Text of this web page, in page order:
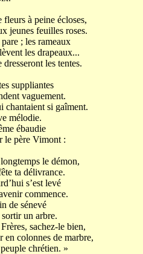
à peine écloses,
jeunes feuilles roses.
; les rameaux
les drapeaux...
les tentes.
suppliantes
vaguement.
chantaient si gaîment.
mélodie.
ébaudie
le père Vimont :
le démon,
ta délivrance.
s’est levé
commence.
de sénevé
un arbre.
sachez-le bien,
en colonnes de marbre,
chrétien. »